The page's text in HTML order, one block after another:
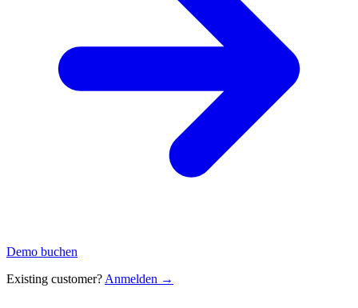
Demo buchen
Existing customer? Anmelden →